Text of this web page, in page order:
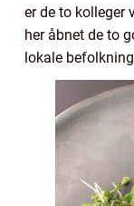
er de to kolleger
her åbnet de to
lokale